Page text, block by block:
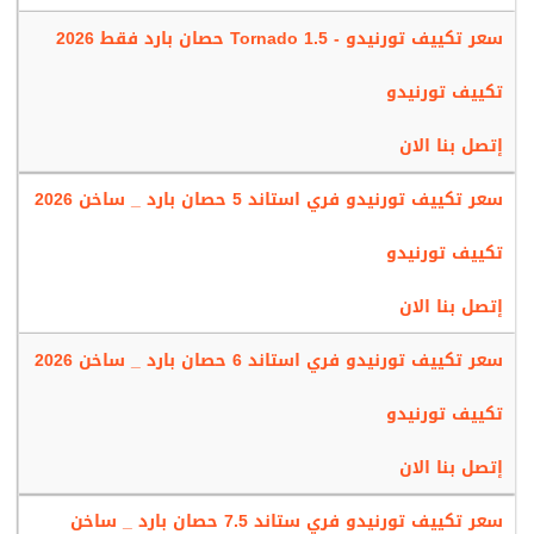
عايز تستمتع بالهواء المكيف الصادر من الجهاز بالشكل المناسب ليك
دلوقتى مع تكييف تورنيدو هتحصل على خاصية التحكم يدويا في الهواء
المكيف يكون أعلى وأسفل المكان تستخدم بكل سهولة وامان .
الحصول على وحدة خارجية مقاومة للصدأ
يتم وضع الوضع الوحدة الخارجية خارج المنزل مما يعرضها الى الكثير من
ولكن تختلف أجهزة تورنيدو بالكفاءة واحتوائها على وحدة خارجية ضدا
الصدأ و التآكل لأننا نستخدم لها أفضل أنواع الدهانات التي تحافظ عليها
نوفر لكم مع التكييف أفضل ريموت كنترول يساعدنا على استخدام الجهاز
سعر تكييف تورنيدو - Tornado 1.5 حصان بارد فقط 2026
تكييف تورنيدو
إتصل بنا الان
سعر تكييف تورنيدو فري استاند 5 حصان بارد _ ساخن 2026
تكييف تورنيدو
إتصل بنا الان
سعر تكييف تورنيدو فري استاند 6 حصان بارد _ ساخن 2026
تكييف تورنيدو
إتصل بنا الان
سعر تكييف تورنيدو فري ستاند 7.5 حصان بارد _ ساخن